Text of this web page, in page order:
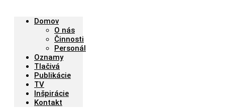
Domov
O nás
Činnosti
Personál
Oznamy
Tlačivá
Publikácie
TV
Inšpirácie
Kontakt